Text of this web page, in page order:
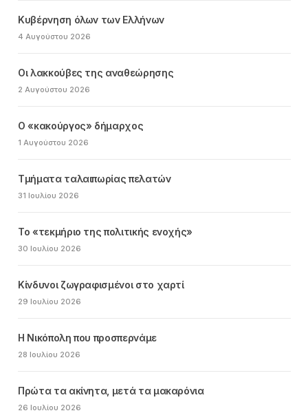
Κυβέρνηση όλων των Ελλήνων
4 Αυγούστου 2026
Οι λακκούβες της αναθεώρησης
2 Αυγούστου 2026
Ο «κακούργος» δήμαρχος
1 Αυγούστου 2026
Τμήματα ταλαιπωρίας πελατών
31 Ιουλίου 2026
Το «τεκμήριο της πολιτικής ενοχής»
30 Ιουλίου 2026
Κίνδυνοι ζωγραφισμένοι στο χαρτί
29 Ιουλίου 2026
Η Νικόπολη που προσπερνάμε
28 Ιουλίου 2026
Πρώτα τα ακίνητα, μετά τα μακαρόνια
26 Ιουλίου 2026